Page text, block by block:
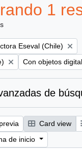
1
Eseval (Chile)
Remove filter:
Con objetos
de
Card view
de inicio